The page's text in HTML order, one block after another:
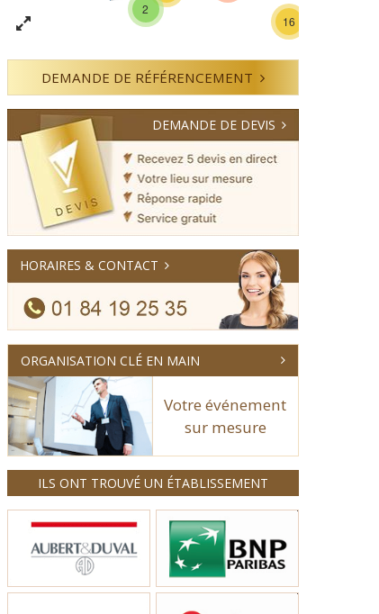
2
16
DEMANDE DE RÉFÉRENCEMENT
DEMANDE DE DEVIS
HORAIRES & CONTACT
ORGANISATION CLÉ EN MAIN
Votre événement
sur mesure
ILS ONT TROUVÉ UN ÉTABLISSEMENT